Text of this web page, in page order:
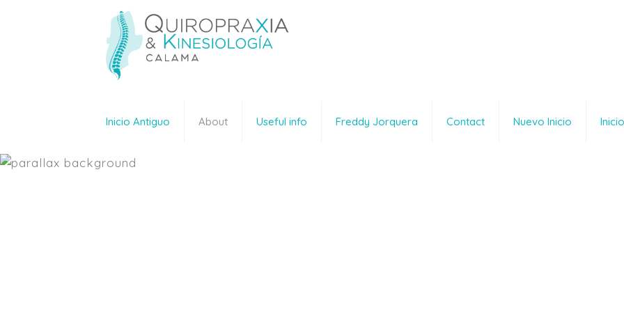
Inicio Antiguo About Useful info Freddy Jorquera Contact Nuevo Inicio Inicio